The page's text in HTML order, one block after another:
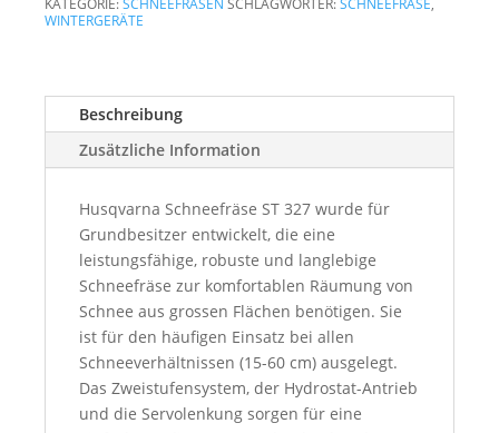
Menge
KATEGORIE:SCHNEEFRÄSEN SCHLAGWÖRTER:SCHNEEFRÄSE,
WINTERGERÄTE
Beschreibung
Zusätzliche Information
Husqvarna Schneefräse ST 327 wurde für
Grundbesitzer entwickelt, die eine
leistungsfähige, robuste und langlebige
Schneefräse zur komfortablen Räumung von
Schnee aus grossen Flächen benötigen. Sie
ist für den häufigen Einsatz bei allen
Schneeverhältnissen (15-60 cm) ausgelegt.
Das Zweistufensystem, der Hydrostat-Antrieb
und die Servolenkung sorgen für eine